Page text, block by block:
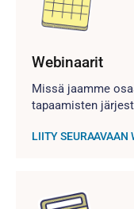
Webinaarit
Missä jaamme
tapaamisten
LIITY SEURAAVAAN